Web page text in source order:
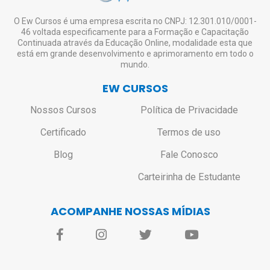
Não haverá bloqueio ou restrição de
acesso aos alunos que não solicitarem o
certificado.
O Ew Cursos é uma empresa escrita no CNPJ: 12.301.010/0001-
46 voltada especificamente para a Formação e Capacitação
Continuada através da Educação Online, modalidade esta que
está em grande desenvolvimento e aprimoramento em todo o
mundo.
EW CURSOS
Nossos Cursos
Certificado
Blog
Política de Privacidade
Termos de uso
Fale Conosco
Carteirinha de Estudante
ACOMPANHE NOSSAS MÍDIAS